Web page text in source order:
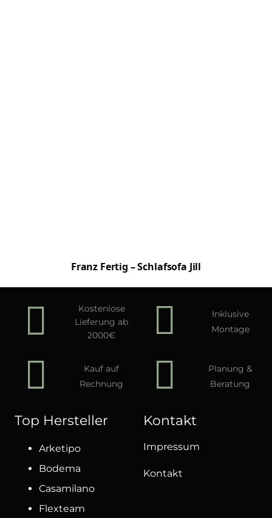
Franz Fertig – Schlafsofa Jill
Kostenlose
Lieferung ab
2000€
Inklusive
Montage
Kauf auf
Rechnung
Planung &
Beratung
Top Hersteller
Arketipo
Bodema
Casamilano
Flexteam
Kontakt
Impressum
Kontakt